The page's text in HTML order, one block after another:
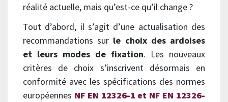
réalité actuelle, mais qu’est-ce qu’il change ?
Tout d’abord, il s’agit d’une actualisation des
recommandations sur le choix des ardoises
et leurs modes de fixation. Les nouveaux
critères de choix s’inscrivent désormais en
conformité avec les spécifications des normes
européennes NF EN 12326-1 et NF EN 12326-